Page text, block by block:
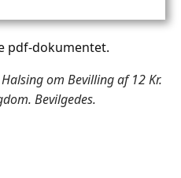
pdf-dokumentet.
om Bevilling af 12 Kr.
Bevilgedes.